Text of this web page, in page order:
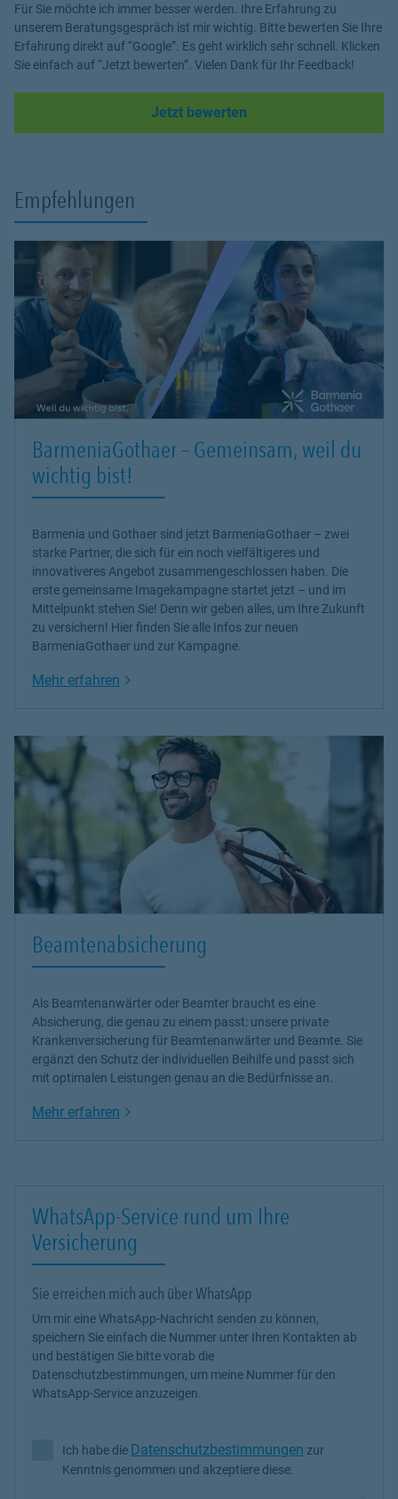
Für Sie möchte ich immer besser werden. Ihre Erfahrung zu
unserem Beratungsgespräch ist mir wichtig. Bitte bewerten Sie Ihre
Erfahrung direkt auf “Google”. Es geht wirklich sehr schnell. Klicken
Sie einfach auf “Jetzt bewerten”. Vielen Dank für Ihr Feedback!
Jetzt bewerten
Empfehlungen
BarmeniaGothaer – Gemeinsam, weil du
wichtig bist!
Barmenia und Gothaer sind jetzt BarmeniaGothaer – zwei
starke Partner, die sich für ein noch vielfältigeres und
innovativeres Angebot zusammengeschlossen haben. Die
erste gemeinsame Imagekampagne startet jetzt – und im
Mittelpunkt stehen Sie! Denn wir geben alles, um Ihre Zukunft
zu versichern! Hier finden Sie alle Infos zur neuen
BarmeniaGothaer und zur Kampagne.
Mehr erfahren Link Opens in New Tab
Beamtenabsicherung
Als Beamtenanwärter oder Beamter braucht es eine
Absicherung, die genau zu einem passt: unsere private
Krankenversicherung für Beamtenanwärter und Beamte. Sie
ergänzt den Schutz der individuellen Beihilfe und passt sich
mit optimalen Leistungen genau an die Bedürfnisse an.
Mehr erfahren Link Opens in New Tab
WhatsApp-Service rund um Ihre
Versicherung
Sie erreichen mich auch über WhatsApp
Um mir eine WhatsApp-Nachricht senden zu können,
speichern Sie einfach die Nummer unter Ihren Kontakten ab
und bestätigen Sie bitte vorab die
Datenschutzbestimmungen, um meine Nummer für den
WhatsApp-Service anzuzeigen.
Ich habe die Datenschutzbestimmungen zur Kenntnis
Ich habe die Datenschutzbestimmungen zur
Kenntnis genommen und akzeptiere diese.